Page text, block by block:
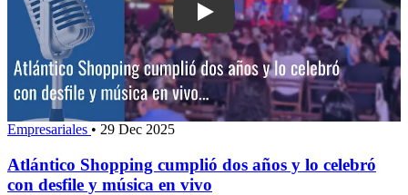
Play: Atlántico Shopping cumplió dos
Empresariales • 29 Dec 2025
Atlántico Shopping cumplió dos años y lo celebró
con desfile y música en vivo